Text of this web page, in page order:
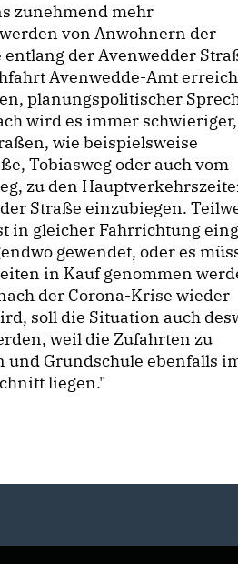
zunehmend mehr
von Anwohnern der
entlang der Avenwedder
Avenwedde-Amt
planungspolitischer
wird es immer
wie beispielsweise
Tobiasweg oder auch vom
zu den
Straße einzubiegen.
in gleicher Fahrrichtung
gewendet, oder es
in Kauf genommen
der Corona-Krise wieder
soll die Situation auch
weil die Zufahrten zu
und Grundschule ebenfalls
liegen."